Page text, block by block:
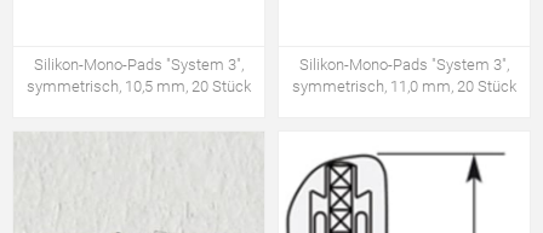
Silikon-Mono-Pads "System 3",
symmetrisch, 10,5 mm, 20 Stück
Silikon-Mono-Pads "System 3",
symmetrisch, 11,0 mm, 20 Stück